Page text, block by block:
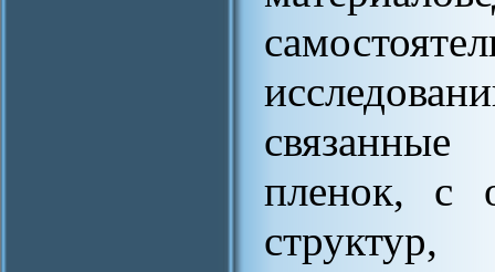
пленок, с
структур,